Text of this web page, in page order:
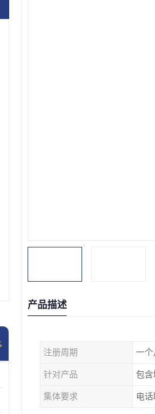
产品描述
注册周期 一个
针对产品 包含
集体要求 电